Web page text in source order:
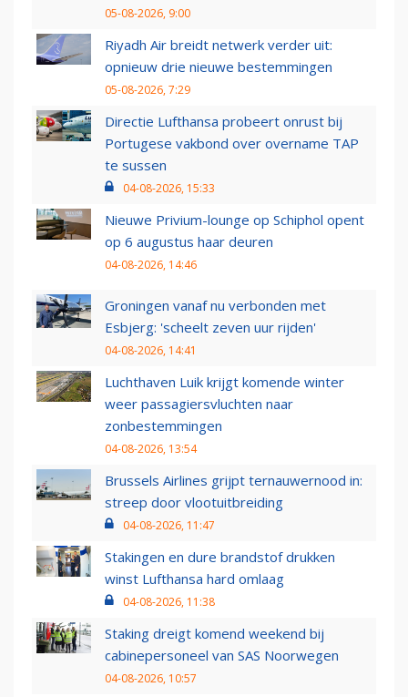
05-08-2026, 9:00
Riyadh Air breidt netwerk verder uit:
opnieuw drie nieuwe bestemmingen
05-08-2026, 7:29
Directie Lufthansa probeert onrust bij
Portugese vakbond over overname TAP
te sussen
04-08-2026, 15:33
Nieuwe Privium-lounge op Schiphol opent
op 6 augustus haar deuren
04-08-2026, 14:46
Groningen vanaf nu verbonden met
Esbjerg: 'scheelt zeven uur rijden'
04-08-2026, 14:41
Luchthaven Luik krijgt komende winter
weer passagiersvluchten naar
zonbestemmingen
04-08-2026, 13:54
Brussels Airlines grijpt ternauwernood in:
streep door vlootuitbreiding
04-08-2026, 11:47
Stakingen en dure brandstof drukken
winst Lufthansa hard omlaag
04-08-2026, 11:38
Staking dreigt komend weekend bij
cabinepersoneel van SAS Noorwegen
04-08-2026, 10:57